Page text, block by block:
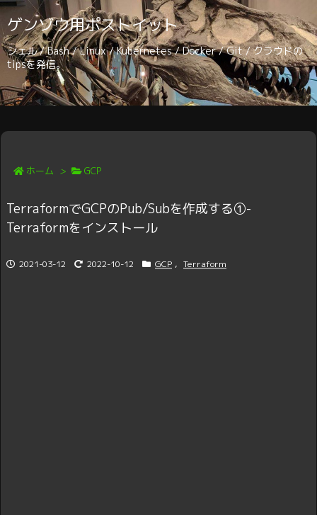
ゲンゾウ用ポストイット
シェル / Bash / Linux / Kubernetes / Docker / Git / クラウドの
tipsを発信。
ホーム > GCP
TerraformでGCPのPub/Subを作成する①-
Terraformをインストール
2021-03-12 2022-10-12 GCP , Terraform